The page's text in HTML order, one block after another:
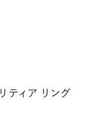
ティア リング